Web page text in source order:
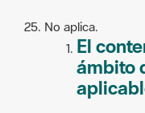
No aplica.
El
ámbito